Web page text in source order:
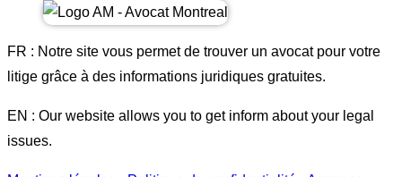
FR : Notre site vous permet de trouver un avocat pour votre
litige grâce à des informations juridiques gratuites.
EN : Our website allows you to get inform about your legal
issues.